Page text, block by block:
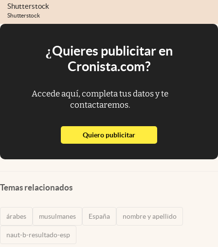
Shutterstock
Shutterstock
¿Quieres publicitar en
Cronista.com?
Accede aquí, completa tus datos y te
contactaremos.
Quiero publicitarabre en nueva pestaña
Temas relacionados
árabes musulmanes España nombre y apellido
naut-b-resultado-esp